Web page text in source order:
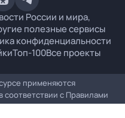
России и мира,
полезные сервисы
конфиденциальности
Топ-100Все проекты
применяются
соответствии с Правилами